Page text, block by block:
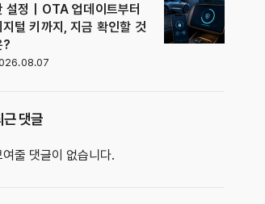
설정｜OTA 업데이트부터
지털 키까지, 지금 확인할 것
?
근 댓글
여줄 댓글이 없습니다.